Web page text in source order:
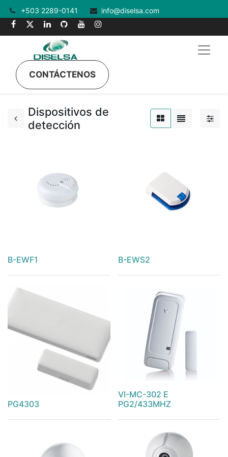
+503 2289-0141 info@diselsa.com
CONTÁCTENOS
Dispositivos de
detección
B-EWF1 B-EWS2
PG4303
VI-MC-302 E
PG2/433MHZ